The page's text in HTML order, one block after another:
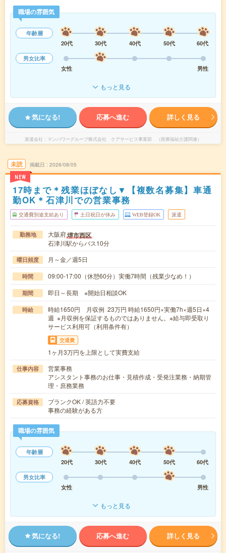
職場の雰囲気
年齢層
20代
30代 40代 50代
60代
男女比率
女性
男性
もっと見る
気になる! 応募へ進む 詳しく見る
派遣会社 マンパワーグループ株式会社 ケアサービス事業部 （医療福祉介護関連）
未読
NEW
掲載日 2026/08/05
17時まで＊残業ほぼなし▼【複数名募集】車通
勤OK＊石津川での営業事務
交通費別途支給あり 土日祝日が休み WEB登録OK 派遣
勤務地 大阪府堺市西区
石津川駅からバス10分
曜日頻度 月～金／週5日
時間 09:00-17:00（休憩60分）実働7時間（残業少なめ！）
期間 即日～長期 ※開始日相談OK
時給
時給1650円 月収例 23万円 時給1650円×実働7h×週5日×4
週 ※月収例を保証するものではありません。※給与即受取り
サービス利用可（利用条件有）
交通費
1ヶ月3万円を上限として実費支給
仕事内容
営業事務
アシスタント事務のお仕事・見積作成・受発注業務・納期管
理・庶務業務
応募資格
ブランクOK / 英語力不要
事務の経験がある方
職場の雰囲気
年齢層
20代
30代 40代 50代
60代
男女比率
女性
男性
もっと見る
気になる! 応募へ進む 詳しく見る